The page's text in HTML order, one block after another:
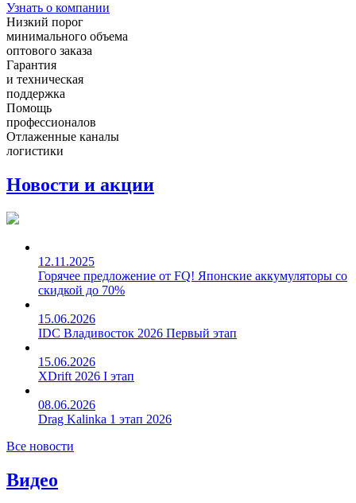
Узнать о компании
Низкий порог
минимального объема
оптового заказа
Гарантия
и техническая
поддержка
Помощь
профессионалов
Отлаженные каналы
логистики
Новости и акции
12.11.2025
Горячее предложение от FQ! Японские аккумуляторы со
скидкой до 70%
15.06.2026
IDC Владивосток 2026 Первый этап
15.06.2026
XDrift 2026 I этап
08.06.2026
Drag Kalinka 1 этап 2026
Все новости
Видео